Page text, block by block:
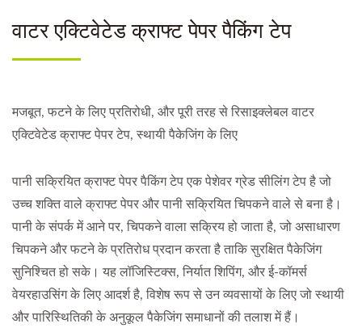
वाटर एक्टिवेटेड क्राफ्ट पेपर पैकिंग टेप
मजबूत, फटने के लिए प्रतिरोधी, और पूरी तरह से रिसाइक्लेबल वाटर
एक्टिवेटेड क्राफ्ट पेपर टेप, स्थायी पैकेजिंग के लिए
पानी सक्रियित क्राफ्ट पेपर पैकिंग टेप एक पेशेवर ग्रेड सीलिंग टेप है जो
उच्च शक्ति वाले क्राफ्ट पेपर और पानी सक्रियित चिपकने वाले से बना है।
पानी के संपर्क में आने पर, चिपकने वाला सक्रिय हो जाता है, जो असाधारण
चिपकने और फटने के प्रतिरोध प्रदान करता है ताकि सुरक्षित पैकेजिंग
सुनिश्चित हो सके। यह लॉजिस्टिक्स, निर्यात शिपिंग, और ई-कॉमर्स
वेयरहाउसिंग के लिए आदर्श है, विशेष रूप से उन व्यवसायों के लिए जो स्थायी
और पारिस्थितिकी के अनुकूल पैकेजिंग समाधानों की तलाश में हैं।